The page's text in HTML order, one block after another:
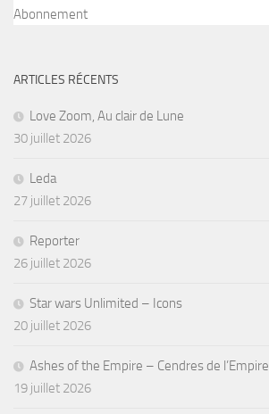
Abonnement
ARTICLES RÉCENTS
Love Zoom, Au clair de Lune
30 juillet 2026
Leda
27 juillet 2026
Reporter
26 juillet 2026
Star wars Unlimited – Icons
20 juillet 2026
Ashes of the Empire – Cendres de l’Empire
19 juillet 2026